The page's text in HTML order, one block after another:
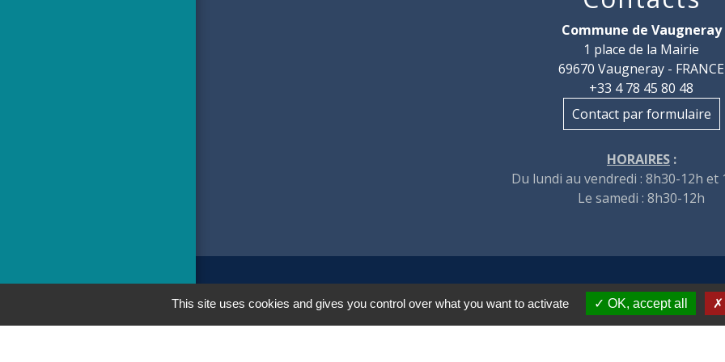
Commune de Vaugneray
1 place de la Mairie
69670 Vaugneray - FRANCE
+33 4 78 45 80 48
Contact par formulaire
HORAIRES:
Du lundi au vendredi : 8h30-12h et
Le samedi : 8h30-12h
Mentions légales - Politique de confidentialité - Accessibilité -
This site uses cookies and gives you control over what you want to activate OK, accept all